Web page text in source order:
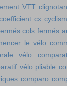
VTT
coefficient cx
cols fermés
le vélo
vélo
vélo pliable
comparo